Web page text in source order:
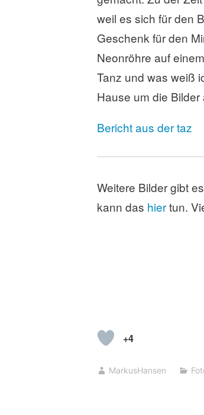
weil es sich für den
Geschenk für den
Neonröhre auf
Tanz und was weiß
Hause um die
Bericht aus der taz
Weitere Bilder gibt
kann das hiertun.
+4
MarkusHansen